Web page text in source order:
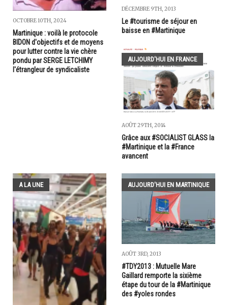
OCTOBRE 10TH, 2024
Martinique : voilà le protocole
BIDON d'objectifs et de moyens
pour lutter contre la vie chère
pondu par SERGE LETCHIMY
l'étrangleur de syndicaliste
DÉCEMBRE 9TH, 2013
Le #tourisme de séjour en
baisse en #Martinique
AUJOURD'HUI EN FRANCE
AOÛT 29TH, 2014
Grâce aux #SOCIALIST GLASS la
#Martinique et la #France
avancent
A LA UNE AUJOURD'HUI EN MARTINIQUE
AOÛT 3RD, 2013
#TDY2013 : Mutuelle Mare
Gaillard remporte la sixième
étape du tour de la #Martinique
des #yoles rondes